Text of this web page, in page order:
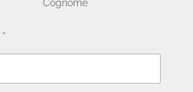
Cognome
*